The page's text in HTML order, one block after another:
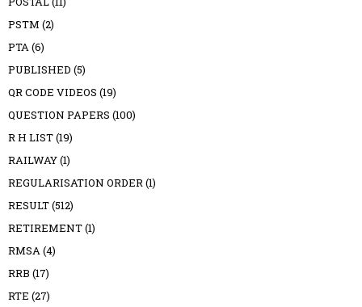
PSTM (2)
PTA(6)
PUBLISHED (5)
QR CODE VIDEOS (19)
QUESTION PAPERS (100)
R H LIST(19)
RAILWAY(1)
REGULARISATION ORDER(1)
RESULT(512)
RETIREMENT(1)
RMSA(4)
RRB (17)
RTE (27)